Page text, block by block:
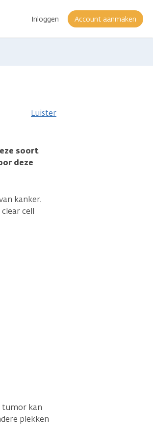
Inloggen Account aanmaken
Luister
soort
deze
kanker.
cell
tumor kan
plekken